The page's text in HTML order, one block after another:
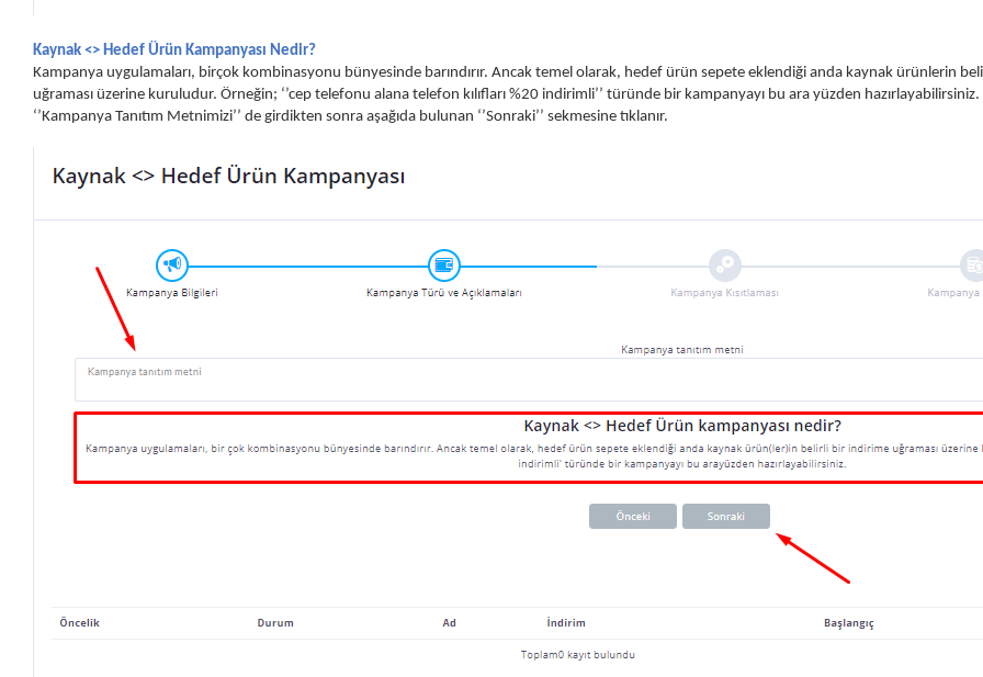
Kaynak <> Hedef Ürün Kampanyası Nedir?
Kampanya uygulamaları, birçok kombinasyonu bünyesinde barındırır. Ancak temel olarak, hedef ürün sepete eklendiği anda kaynak ürünlerin
uğraması üzerine kuruludur. Örneğin; ‘’cep telefonu alana telefon kılıfları %20 indirimli’’ türünde bir kampanyayı bu ara yüzden hazırlayabilirsiniz.
‘’Kampanya Tanıtım Metnimizi’’ de girdikten sonra aşağıda bulunan ‘’Sonraki’’ sekmesine tıklanır.